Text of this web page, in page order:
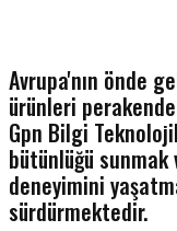
Avrupa'nın önde
ürünleri
Gpn Bilgi
bütünlüğü
deneyimini
sürdürmektedir.